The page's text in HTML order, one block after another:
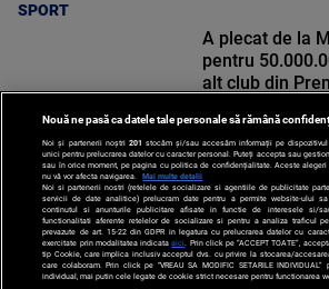
SPORT
SPORT
A plecat de la
pentru
alt club din
Nouă ne pasă ca datele tale personale să rămână
Noi și partenerii noștri 201 stocăm și/sau accesăm informații pe
unici pentru prelucrarea datelor cu caracter personal. Puteți accepta sau
sau în orice moment, pe pagina cu politica de confidențialitate. Aceste
nu vă vor afecta navigarea.
Mai multe detalii
Noi si partenerii nostri (retelele de socializare si agentiile de publicitate
servicii de date analitice) prelucram date pentru a permite website-ului sa
continutul si anunturile publicitare afisate in functie de interesele si/
functionalitati aferente retelelor de socializare si pentru a analiza traficul
prevazute de art. 15-22 din GDPR in legatura cu prelucrarea datelor cu
exercitate prin modalitatea indicataaici . Prin click pe “ACCEPT TOATE”,
tip Cookie, care implica inclusiv acceptul dvs. cu privire la stocarea/
care colaboram. Prin click pe “VREAU SA MODIFIC SETARILE
individual, mai putin cele legate de cookie strict necesare pentru functionarea